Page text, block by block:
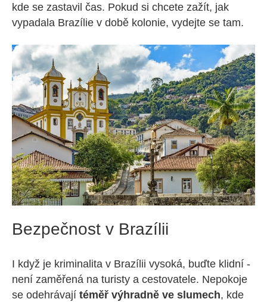
kde se zastavil čas. Pokud si chcete zažít, jak
vypadala Brazílie v době kolonie, vydejte se tam.
Bezpečnost v Brazílii
I když je kriminalita v Brazílii vysoká, buďte klidní -
není zaměřená na turisty a cestovatele. Nepokoje
se odehrávají téměř výhradně ve slumech, kde